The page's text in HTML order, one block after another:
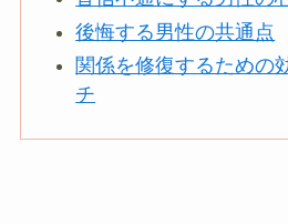
後悔する男性の共通点
関係を修復するための
チ